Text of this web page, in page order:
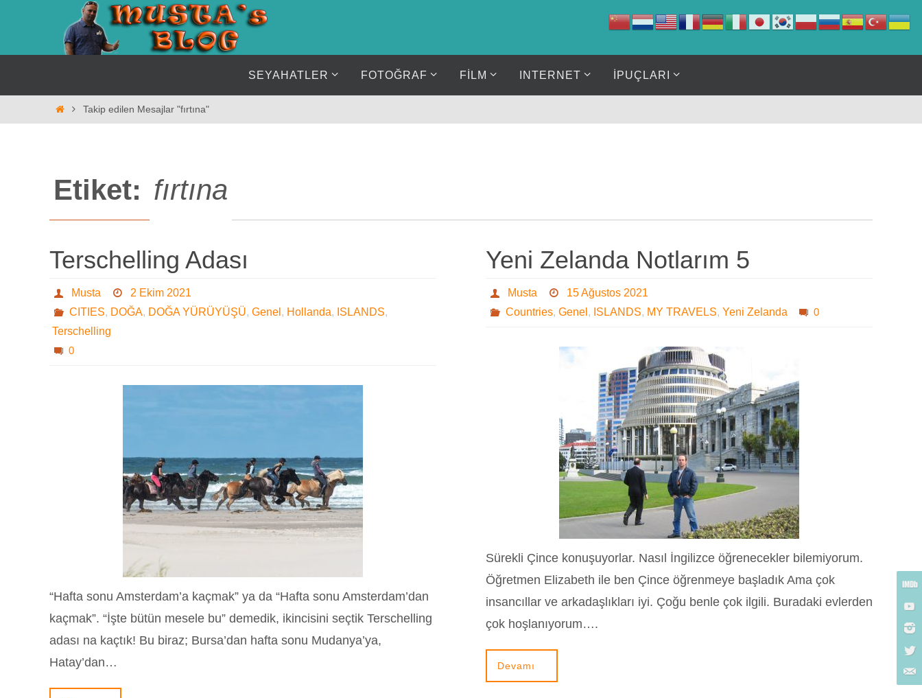
SEYAHATLER FOTOĞRAF FİLM INTERNET İPUÇLARI
HomeTakip edilen Mesajlar "fırtına"
Etiket: fırtına
Terschelling Adası
Musta
2 Ekim 2021
CITIES, DOĞA, DOĞA YÜRÜYÜŞÜ, Genel , Hollanda, ISLANDS,
Terschelling
0
“Hafta sonu Amsterdam’a kaçmak” ya da “Hafta sonu Amsterdam’dan
kaçmak”. “İşte bütün mesele bu” demedik, ikincisini seçtik Terschelling
adası na kaçtık! Bu biraz; Bursa’dan hafta sonu Mudanya’ya,
Hatay’dan…
Yeni Zelanda Notlarım 5
Musta
15 Ağustos 2021
Countries, Genel , ISLANDS, MY TRAVELS, Yeni Zelanda 0
Sürekli Çince konuşuyorlar. Nasıl İngilizce öğrenecekler bilemiyorum.
Öğretmen Elizabeth ile ben Çince öğrenmeye başladık Ama çok
insancıllar ve arkadaşlıkları iyi. Çoğu benle çok ilgili. Buradaki evlerden
çok hoşlanıyorum….
Devamı